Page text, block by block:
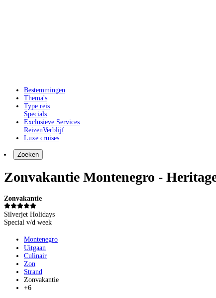
Bestemmingen
Thema's
Type reis
Specials
Exclusieve Services
ReizenVerblijf
Luxe cruises
Zoeken
Zonvakantie Montenegro -
Zonvakantie
Silverjet Holidays
Special v/d week
Montenegro
Uitgaan
Culinair
Zon
Strand
Zonvakantie
+6